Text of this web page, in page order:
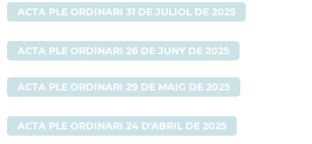
ACTA PLE ORDINARI 31 DE JULIOL DE 2025
ACTA PLE ORDINARI 26 DE JUNY DE 2025
ACTA PLE ORDINARI 29 DE MAIG DE 2025
ACTA PLE ORDINARI 24 D'ABRIL DE 2025